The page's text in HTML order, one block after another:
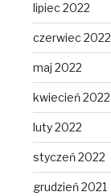
lipiec 2022
czerwiec 2022
maj 2022
kwiecień 2022
luty 2022
styczeń 2022
grudzień 2021